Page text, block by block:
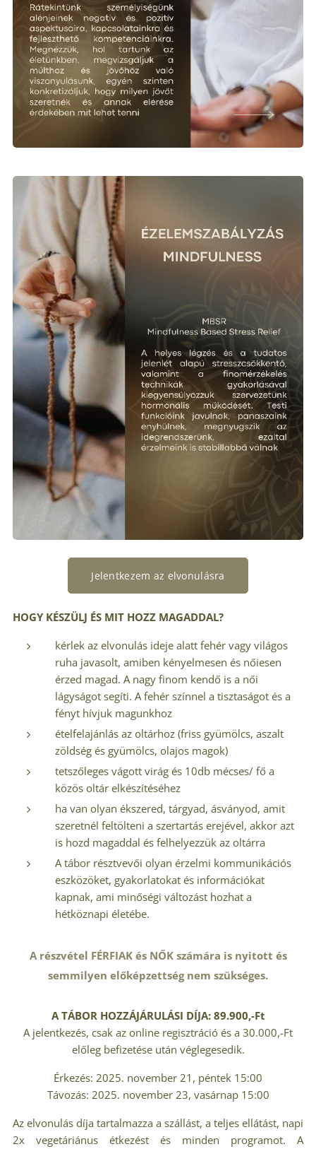
Jelentkezem az elvonulásra
HOGY KÉSZÜLJ ÉS MIT HOZZ MAGADDAL?
kérlek az elvonulás ideje alatt fehér vagy világos
ruha javasolt, amiben kényelmesen és nőiesen
érzed magad. A nagy finom kendő is a női
lágyságot segíti. A fehér színnel a tisztaságot és a
fényt hívjuk magunkhoz
ételfelajánlás az oltárhoz (friss gyümölcs, aszalt
zöldség és gyümölcs, olajos magok)
tetszőleges vágott virág és 10db mécses/ fő a
közös oltár elkészítéséhez
ha van olyan ékszered, tárgyad, ásványod, amit
szeretnél feltölteni a szertartás erejével, akkor azt
is hozd magaddal és felhelyezzük az oltárra
A tábor résztvevői olyan érzelmi kommunikációs
eszközöket, gyakorlatokat és információkat
kapnak, ami minőségi változást hozhat a
hétköznapi életébe.
A részvétel FÉRFIAK és NŐK számára is nyitott és
semmilyen előképzettség nem szükséges.
A TÁBOR HOZZÁJÁRULÁSI DÍJA: 89.900,-Ft
A jelentkezés, csak az online regisztráció és a 30.000,-Ft
előleg befizetése után véglegesedik.
Érkezés: 2025. november 21, péntek 15:00
Távozás: 2025. november 23, vasárnap 15:00
Az elvonulás díja tartalmazza a szállást, a teljes ellátást, napi
2x vegetáriánus étkezést és minden programot. A